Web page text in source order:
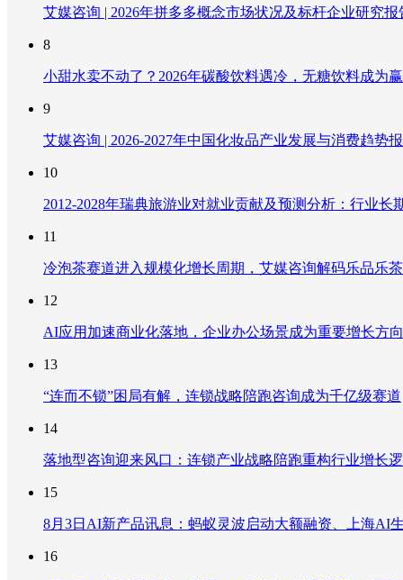
艾媒咨询 | 2026年拼多多概念市场状况及标杆企业研究报
8
小甜水卖不动了？2026年碳酸饮料遇冷，无糖饮料成为
9
艾媒咨询 | 2026-2027年中国化妆品产业发展与消费趋势
10
2012-2028年瑞典旅游业对就业贡献及预测分析：行业
11
冷泡茶赛道进入规模化增长周期，艾媒咨询解码乐品乐
12
AI应用加速商业化落地，企业办公场景成为重要增长方向
13
“连而不锁”困局有解，连锁战略陪跑咨询成为千亿级赛道
14
落地型咨询迎来风口：连锁产业战略陪跑重构行业增
15
8月3日AI新产品讯息：蚂蚁灵波启动大额融资、上海AI
16